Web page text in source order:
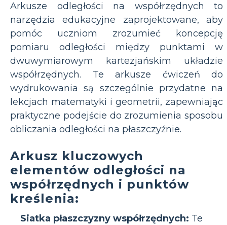
Arkusze odległości na współrzędnych to
narzędzia edukacyjne zaprojektowane, aby
pomóc uczniom zrozumieć koncepcję
pomiaru odległości między punktami w
dwuwymiarowym kartezjańskim układzie
współrzędnych. Te arkusze ćwiczeń do
wydrukowania są szczególnie przydatne na
lekcjach matematyki i geometrii, zapewniając
praktyczne podejście do zrozumienia sposobu
obliczania odległości na płaszczyźnie.
Arkusz kluczowych
elementów odległości na
współrzędnych i punktów
kreślenia:
Siatka płaszczyzny współrzędnych: Te